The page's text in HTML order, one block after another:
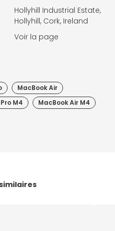
Hollyhill Industrial Estate,
Hollyhill, Cork, Ireland
Voir la page
MacBook Air
M4 MacBook Air M4